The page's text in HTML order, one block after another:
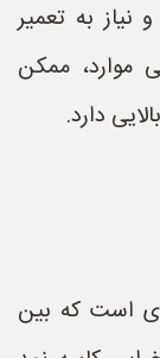
به تعمیر
ممکن
دارد.
است که بین